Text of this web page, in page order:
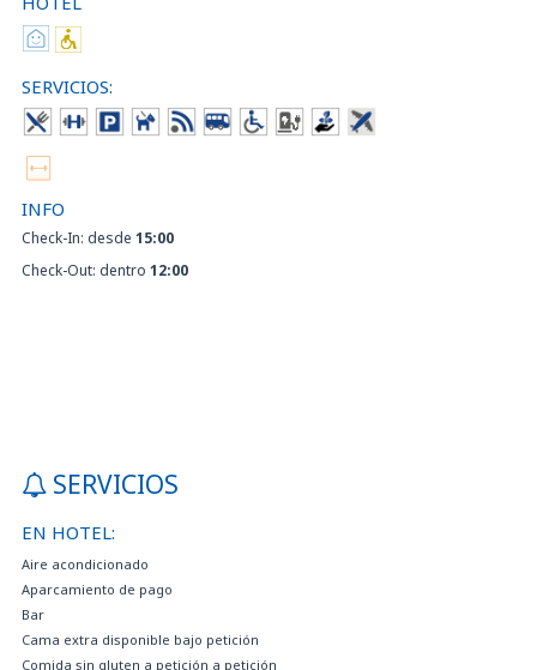
SERVICIOS:
INFO
Check-In: desde 15:00
Check-Out: dentro 12:00
SERVICIOS
EN HOTEL:
Aire acondicionado
Aparcamiento de pago
Bar
Cama extra disponible bajo petición
Comida sin gluten a petición a petición